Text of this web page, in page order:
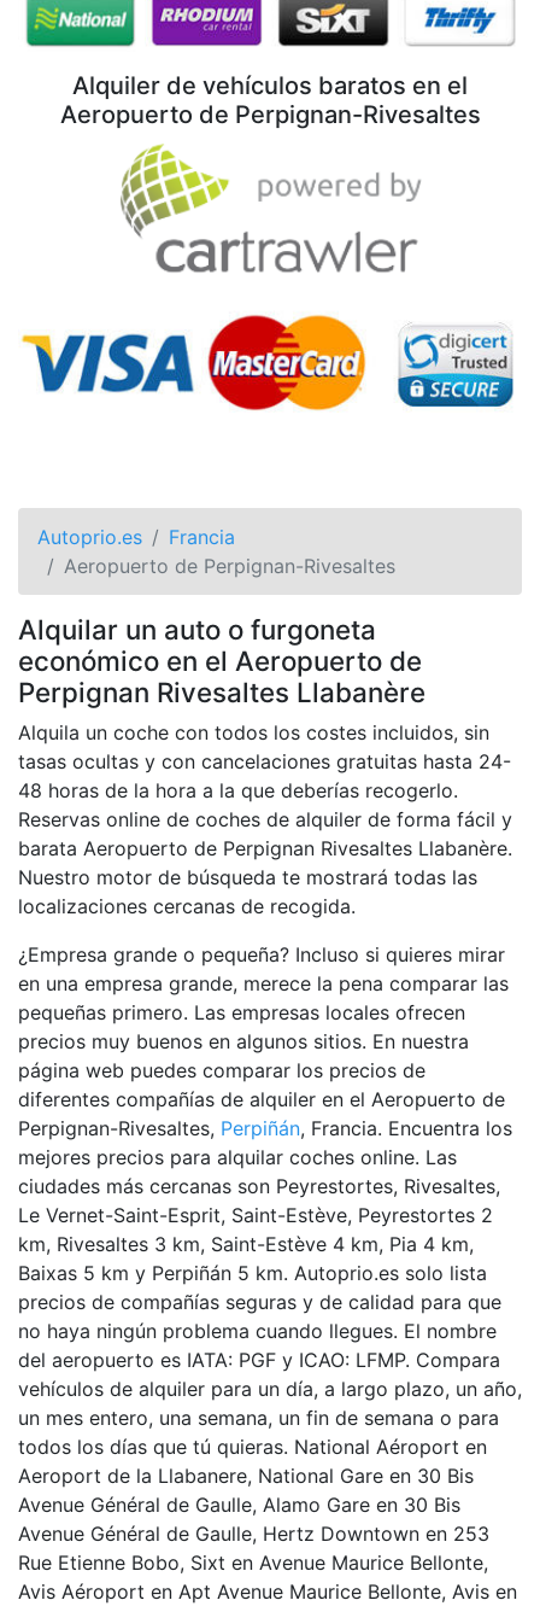
Alquiler de vehículos baratos en el
Aeropuerto de Perpignan-Rivesaltes
Autoprio.es
Francia
Aeropuerto de Perpignan-Rivesaltes
Alquilar un auto o furgoneta
económico en el Aeropuerto de
Perpignan Rivesaltes Llabanère
Alquila un coche con todos los costes incluidos, sin
tasas ocultas y con cancelaciones gratuitas hasta 24-
48 horas de la hora a la que deberías recogerlo.
Reservas online de coches de alquiler de forma fácil y
barata Aeropuerto de Perpignan Rivesaltes Llabanère.
Nuestro motor de búsqueda te mostrará todas las
localizaciones cercanas de recogida.
¿Empresa grande o pequeña? Incluso si quieres mirar
en una empresa grande, merece la pena comparar las
pequeñas primero. Las empresas locales ofrecen
precios muy buenos en algunos sitios. En nuestra
página web puedes comparar los precios de
diferentes compañías de alquiler en el Aeropuerto de
Perpignan-Rivesaltes, Perpiñán, Francia. Encuentra los
mejores precios para alquilar coches online. Las
ciudades más cercanas son Peyrestortes, Rivesaltes,
Le Vernet-Saint-Esprit, Saint-Estève, Peyrestortes 2
km, Rivesaltes 3 km, Saint-Estève 4 km, Pia 4 km,
Baixas 5 km y Perpiñán 5 km. Autoprio.es solo lista
precios de compañías seguras y de calidad para que
no haya ningún problema cuando llegues. El nombre
del aeropuerto es IATA: PGF y ICAO: LFMP. Compara
vehículos de alquiler para un día, a largo plazo, un año,
un mes entero, una semana, un fin de semana o para
todos los días que tú quieras. National Aéroport en
Aeroport de la Llabanere, National Gare en 30 Bis
Avenue Général de Gaulle, Alamo Gare en 30 Bis
Avenue Général de Gaulle, Hertz Downtown en 253
Rue Etienne Bobo, Sixt en Avenue Maurice Bellonte,
Avis Aéroport en Apt Avenue Maurice Bellonte, Avis en